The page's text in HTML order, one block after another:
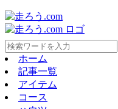
ホーム
記事一覧
アイテム
コース